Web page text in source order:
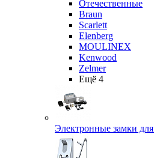
Отечественные
Braun
Scarlett
Elenberg
MOULINEX
Kenwood
Zelmer
Ещё 4
Электронные замки